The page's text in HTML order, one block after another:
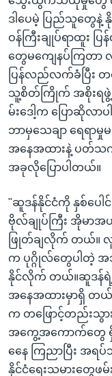
ဒါပေမဲ့ ပြည်သူတွေနဲ့
ဝန်ကြီးချုပ်ရာထူး
တွေမကျေနပ်ကြတာ
ပြန်လည်လက်ခံပြီး
သူ့စိတ်ကြိုက် အစိုးရ
မ်းဒေါ့က ပြောဆိုလာ
ဘာမှသေချာ ရေရာ
အနေအထားနဲ့ ပတ်သက်
အခုလိုပြောပါတယ်။
"ဆူဒန်နိုင်ငံကို နှစ်ပေါ
ဗိုလ်ချုပ်ကြီး အိုမာ
ဖြုတ်ချလိုက် တယ်။
က ပုဂ္ဂိုလ်တွေပါတဲ့ အ
နိုင်လိုက် တယ်။ဆူဒန်ရဲ့
အနေအထားမှာရှိ တယ်
က တဖြောင့်တည်းသွ
အကွေ့အကောက်တွေ ရှိ
နေေ ကြညာပြီး အရ
နိုင်ငံရေးသမားတွေ